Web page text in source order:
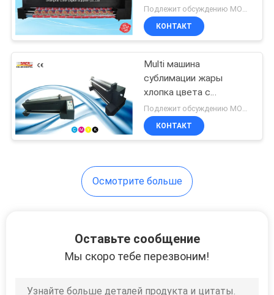
Принтер головки
Epson
подогреватель
сублимации краски/
машину сублимации
жары с Piezo
Подлежит обсуждению MOQ:1 комплект
КОНТАКТ
Multi машина
сублимации жары
хлопка цвета с
контролем
температуры PID
Подлежит обсуждению MOQ:1 комплект
КОНТАКТ
Осмотрите больше
Оставьте сообщение
Мы скоро тебе перезвоним!